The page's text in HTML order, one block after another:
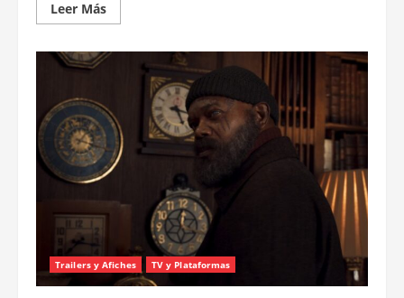
Leer MásLeer
más
Recapitulación
Invasión
secreta:
Betrayed
Trailers y Afiches TV y Plataformas